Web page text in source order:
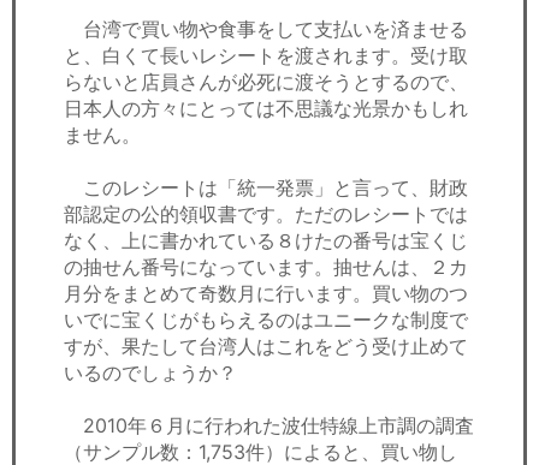
経済ニュース
労務顧問
飲食店情報
台湾で買い物や食事をして支払いを済ませる
と、白くて長いレシートを渡されます。受け取
らないと店員さんが必死に渡そうとするので、
日本人の方々にとっては不思議な光景かもしれ
ません。
このレシートは「統一発票」と言って、財政
部認定の公的領収書です。ただのレシートでは
なく、上に書かれている８けたの番号は宝くじ
の抽せん番号になっています。抽せんは、２カ
月分をまとめて奇数月に行います。買い物のつ
いでに宝くじがもらえるのはユニークな制度で
すが、果たして台湾人はこれをどう受け止めて
いるのでしょうか？
2010年６月に行われた波仕特線上市調の調査
（サンプル数：1,753件）によると、買い物し